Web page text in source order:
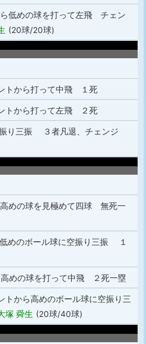
ら低めの球を打って左飛 チェン
(20球/20球)
トから打って中飛 １死
トから打って左飛 ２死
り三振 ３者凡退、チェンジ
高めの球を見極めて四球 無死一
めのボール球に空振り三振 １
高めの球を打って中飛 ２死一塁
トから高めのボール球に空振り三
塚 舜生 (20球/40球)